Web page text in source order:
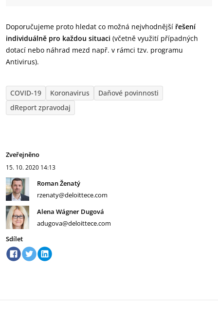
Doporučujeme proto hledat co možná nejvhodnější řešení
individuálně pro každou situaci (včetně využití případných
dotací nebo náhrad mezd např. v rámci tzv. programu
Antivirus).
COVID-19 Koronavirus
Daňové povinnosti
dReport zpravodaj
Zveřejněno
15. 10. 2020 14:13
Roman Ženatý
rzenaty@deloittece.com
Alena Wágner Dugová
adugova@deloittece.com
Sdílet